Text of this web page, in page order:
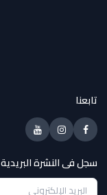
تابعنا
سجل فى النشرة البريدية